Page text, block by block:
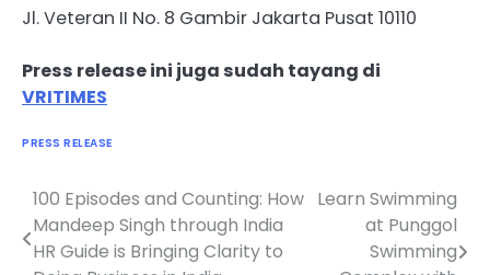
Jl. Veteran II No. 8 Gambir Jakarta Pusat 10110
Press release ini juga sudah tayang di
VRITIMES
PRESS RELEASE
Navigasi
pos
100 Episodes and Counting: How
Mandeep Singh through India
HR Guide is Bringing Clarity to
Learn Swimming
at Punggol
Swimming